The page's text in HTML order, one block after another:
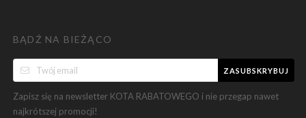
BĄDŹ NA BIEŻĄCO
ZASUBSKRYBUJ
Zapisz się na newsletter KOTA RABATOWEGO i nie przegap nawet
najkrótszej promocji!